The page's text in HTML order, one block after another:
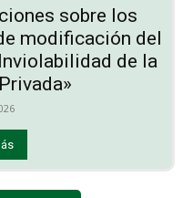
sobre los
modificación del
de la